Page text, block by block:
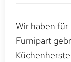
Wir haben
Furnipart